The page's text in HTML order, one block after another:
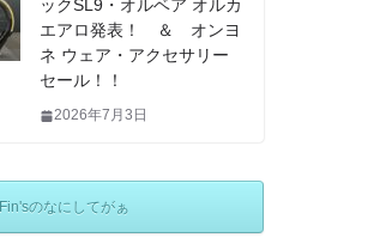
ックSL9・オルベア オルカ
エアロ発表！ ＆ オンヨ
ネ ウェア・アクセサリー
セール！！
2026年7月3日
Fin'sのなにしてがぁ